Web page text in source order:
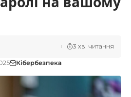
Кібербезпека
3 хв. читання